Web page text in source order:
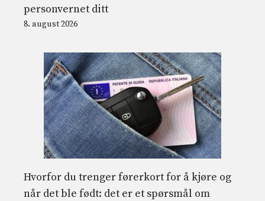
personvernet ditt
8. august 2026
Hvorfor du trenger førerkort for å kjøre og
når det ble født: det er et spørsmål om